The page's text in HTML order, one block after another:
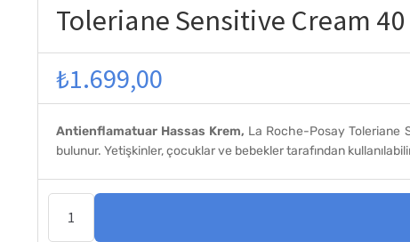
Toleriane Sensitive Cream
₺1.699,00
Antienflamatuar Hassas Krem, La Roche-Posay Toleriane
bulunur. Yetişkinler, çocuklar ve bebekler tarafından
Toleriane